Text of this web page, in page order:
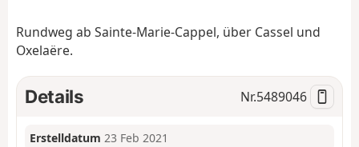
o
Rundweg ab Sainte-Marie-Cappel, über Cassel und
Oxelaëre.
Details Nr.5489046
Erstelldatum 23 Feb 2021